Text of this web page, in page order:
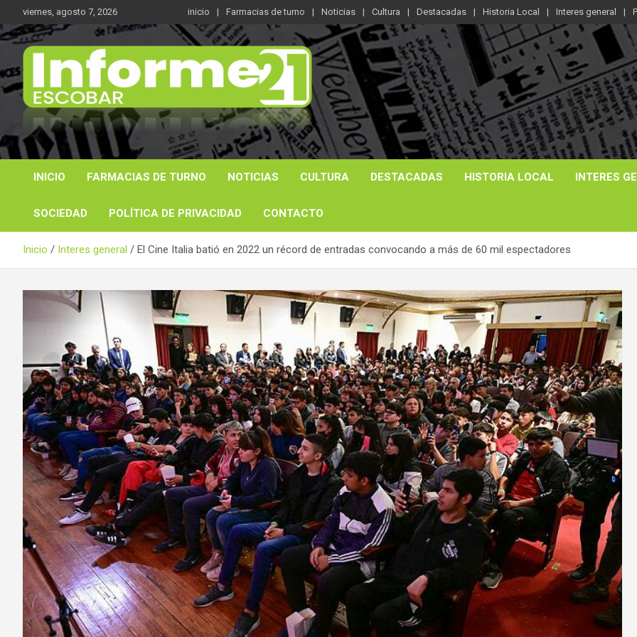
al
contenido
viernes, agosto 7, 2026 inicio Farmacias de turno Noticias Cultura Destacadas Historia Local Interes general
Informe 21
Noticas reales
INICIO FARMACIAS DE TURNO NOTICIAS CULTURA DESTACADAS HISTORIA LOCAL INTERES
SOCIEDAD POLÍTICA DE PRIVACIDAD CONTACTO
Inicio Interes general El Cine Italia batió en 2022 un récord de entradas convocando a más de 60 mil espectadores